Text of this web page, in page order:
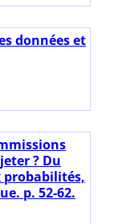
données et
? Du
probabilités,
p. 52-62.